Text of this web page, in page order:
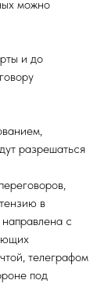
можно
и до
разрешаться
в
с
телеграфом
под